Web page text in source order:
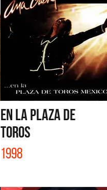
EN LA PLAZA DE
TOROS
1998